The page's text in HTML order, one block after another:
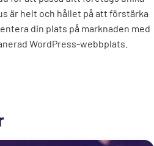
är helt och hållet på att förstärka
din plats på marknaden med
WordPress-webbplats.